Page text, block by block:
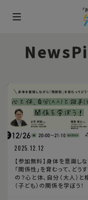
メ
開
閉
す
る
2025.12.12
【参加無料】身体を意識し
「関係性」を育むって、どう
の？心と体、自分（大人）と
（子ども）の関係を学ぼう！